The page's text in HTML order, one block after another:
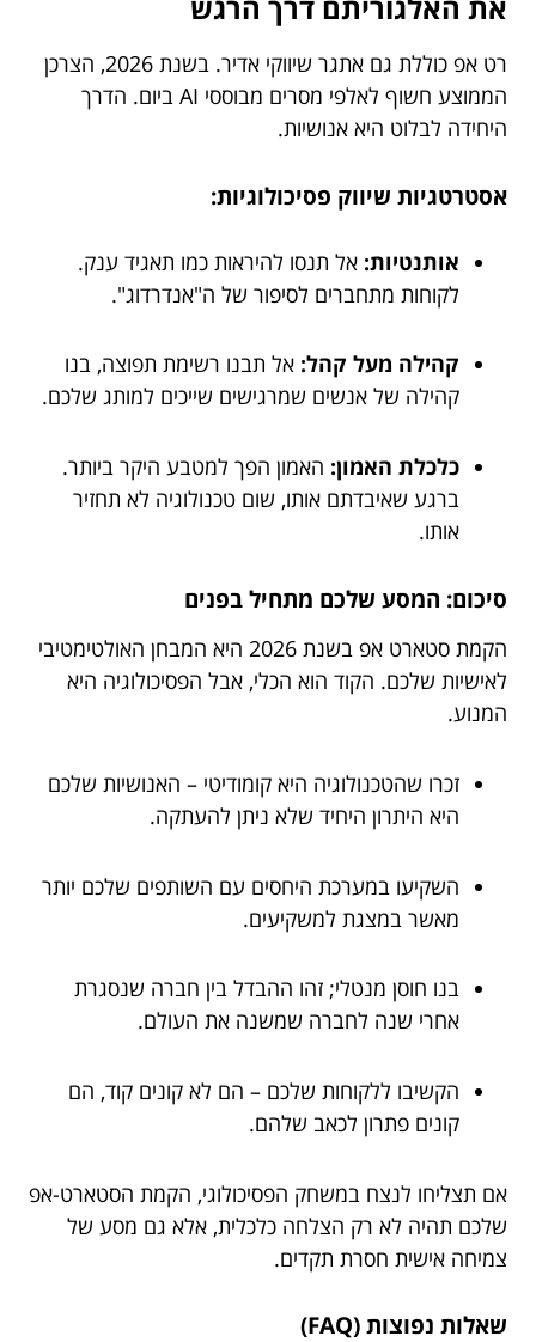
את האלגוריתם דרך הרגש
רט אפ כוללת גם אתגר שיווקי אדיר. בשנת 2026, הצרכן
הממוצע חשוף לאלפי מסרים מבוססי AI ביום. הדרך
היחידה לבלוט היא אנושיות.
אסטרטגיות שיווק פסיכולוגיות:
אותנטיות: אל תנסו להיראות כמו תאגיד ענק.
לקוחות מתחברים לסיפור של ה"אנדרדוג".
קהילה מעל קהל: אל תבנו רשימת תפוצה, בנו
קהילה של אנשים שמרגישים שייכים למותג שלכם.
כלכלת האמון: האמון הפך למטבע היקר ביותר.
ברגע שאיבדתם אותו, שום טכנולוגיה לא תחזיר
אותו.
סיכום: המסע שלכם מתחיל בפנים
הקמת סטארט אפ בשנת 2026 היא המבחן האולטימטיבי
לאישיות שלכם. הקוד הוא הכלי, אבל הפסיכולוגיה היא
המנוע.
זכרו שהטכנולוגיה היא קומודיטי – האנושיות שלכם
היא היתרון היחיד שלא ניתן להעתקה.
השקיעו במערכת היחסים עם השותפים שלכם יותר
מאשר במצגת למשקיעים.
בנו חוסן מנטלי; זהו ההבדל בין חברה שנסגרת
אחרי שנה לחברה שמשנה את העולם.
הקשיבו ללקוחות שלכם – הם לא קונים קוד, הם
קונים פתרון לכאב שלהם.
אם תצליחו לנצח במשחק הפסיכולוגי, הקמת הסטארט-אפ
שלכם תהיה לא רק הצלחה כלכלית, אלא גם מסע של
צמיחה אישית חסרת תקדים.
שאלות נפוצות (FAQ)